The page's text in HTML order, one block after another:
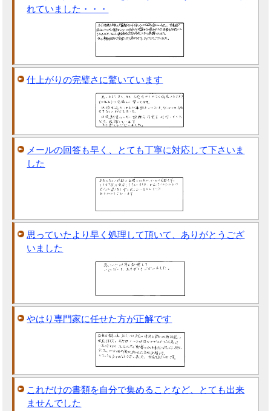
れていました・・・
仕上がりの完璧さに驚いています
メールの回答も早く、とても丁寧に対応して下さいま
した
思っていたより早く処理して頂いて、ありがとうござ
いました
やはり専門家に任せた方が正解です
これだけの書類を自分で集めることなど、とても出来
ませんでした